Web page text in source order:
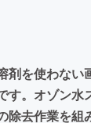
剤を使わな
す。オゾン
去作業を組